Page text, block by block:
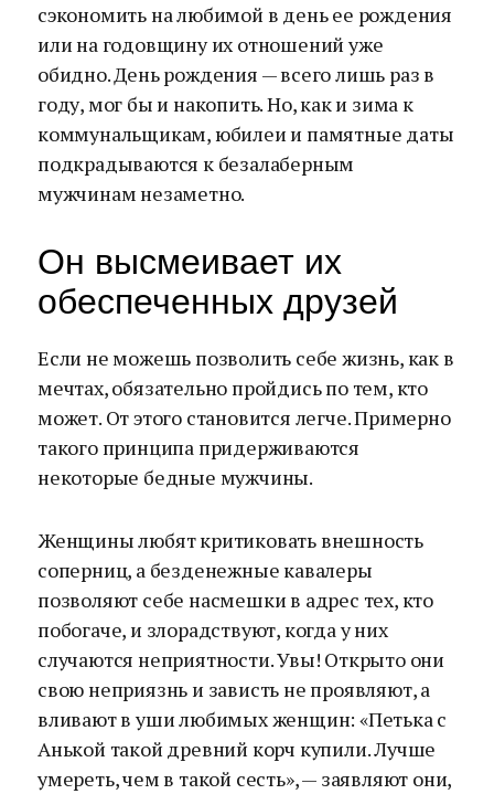
сэкономить на любимой в день ее рождения
или на годовщину их отношений уже
обидно. День рождения — всего лишь раз в
году, мог бы и накопить. Но, как и зима к
коммунальщикам, юбилеи и памятные даты
подкрадываются к безалаберным
мужчинам незаметно.
Он высмеивает их
обеспеченных друзей
Если не можешь позволить себе жизнь, как в
мечтах, обязательно пройдись по тем, кто
может. От этого становится легче. Примерно
такого принципа придерживаются
некоторые бедные мужчины.
Женщины любят критиковать внешность
соперниц, а безденежные кавалеры
позволяют себе насмешки в адрес тех, кто
побогаче, и злорадствуют, когда у них
случаются неприятности. Увы! Открыто они
свою неприязнь и зависть не проявляют, а
вливают в уши любимых женщин: «Петька с
Анькой такой древний корч купили. Лучше
умереть, чем в такой сесть», — заявляют они,